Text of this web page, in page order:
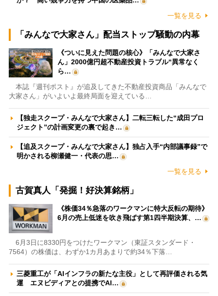
一覧を見る
「みんなで大家さん」配当ストップ騒動の内幕
《ついに見えた問題の核心》「みんなで大家さ
ん」2000億円超不動産投資トラブル“異常なく
ら…
本誌『週刊ポスト』が追及してきた不動産投資商品「みんなで
大家さん」がいよいよ最終局面を迎えている…
【独走スクープ・みんなで大家さん】二転三転した“成田プロ
ジェクト”の計画変更の裏で起き…
【追及スクープ・みんなで大家さん】独占入手“内部議事録”で
明かされる柳瀬健一・代表の思…
一覧を見る
古賀真人「発掘！好決算銘柄」
《株価34％急落のワークマンに特大反転の期待》
6月の売上低迷を吹き飛ばす第1四半期決算、…
6月3日に8330円をつけたワークマン（東証スタンダード・
7564）の株価は、わずか1カ月あまりで約34％下落…
三菱重工が「AIインフラの新たな主役」として再評価される気
運 エヌビディアとの提携でAI…